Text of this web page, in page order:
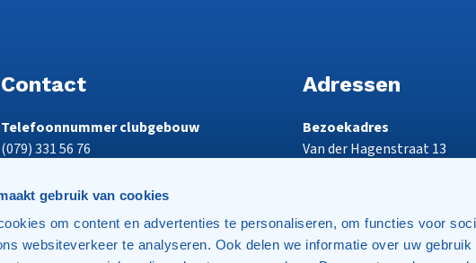
gebruik van cookies
om content en advertenties te personaliseren, om functies voor
websiteverkeer te analyseren. Ook delen we informatie over uw gebruik
Contact
Telefoonnummer clubgebouw
(079) 331 56 76
Algemeen e-mailadres
info@tpvseghwaert.nl
Adressen
Bezoekadres
Van der Hagenstraat 13
Postbus 7357
2701 AJ Zoetermeer